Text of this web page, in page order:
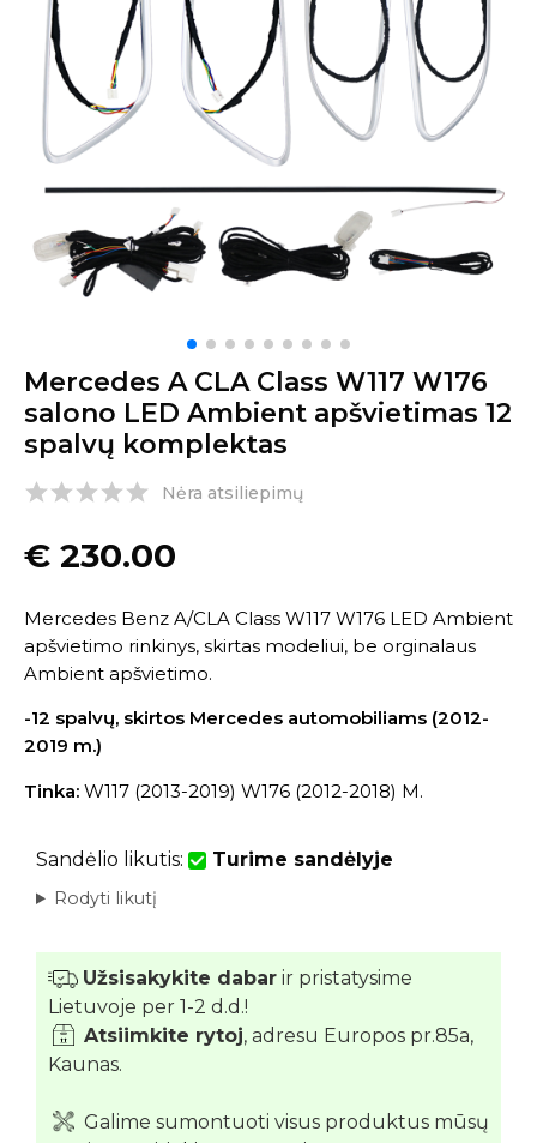
Mercedes A CLA Class W117 W176
salono LED Ambient apšvietimas 12
spalvų komplektas
Nėra atsiliepimų
€ 230.00
Mercedes Benz A/CLA Class W117 W176 LED Ambient
apšvietimo rinkinys, skirtas modeliui, be orginalaus
Ambient apšvietimo.
-12 spalvų, skirtos Mercedes automobiliams (2012-
2019 m.)
Tinka: W117 (2013-2019) W176 (2012-2018) M.
Sandėlio likutis: Turime sandėlyje
Rodyti likutį
Užsisakykite dabar ir pristatysime
Lietuvoje per 1-2 d.d.!
Atsiimkite rytoj, adresu Europos pr.85a,
Kaunas.
Galime sumontuoti visus produktus mūsų